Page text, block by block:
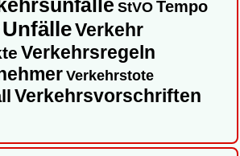
StVOTempo
UnfälleVerkehr
Verkehrsregeln
Verkehrstote
Verkehrsvorschriften